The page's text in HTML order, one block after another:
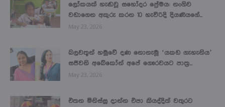
ලෝකයක් හැඬවූ සහෝදර ප්‍රේමය: නංගිව
වඩාගෙන අකුරු කරන 10 හැවිරිදි දියණියගේ...
May 23, 2026
බලවතූන් හමුවේ දණ නොනැමූ ‘යකඩ ගැහැනිය’
සජීවනි අබේකෝන් අපේ ගෞරවයට පාත්‍ර...
May 23, 2026
එතන මිනිස්සු දාන්න එපා කියද්දිත් වතුරට